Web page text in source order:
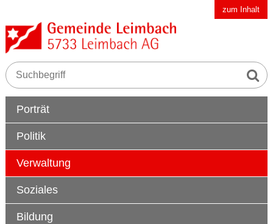
Navigieren in der Gemeinde Leimbach AGzum Inhalt
Suchbegriff
Suche
Hauptnavigation
Porträt
Politik
Verwaltung
Soziales
Bildung